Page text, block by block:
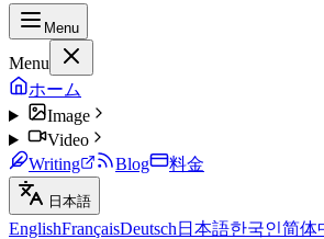
Menu
Menu
ホーム
Image
Video
Writing
Blog 料金
日本語
EnglishFrançaisDeutsch 日本語한국인简体